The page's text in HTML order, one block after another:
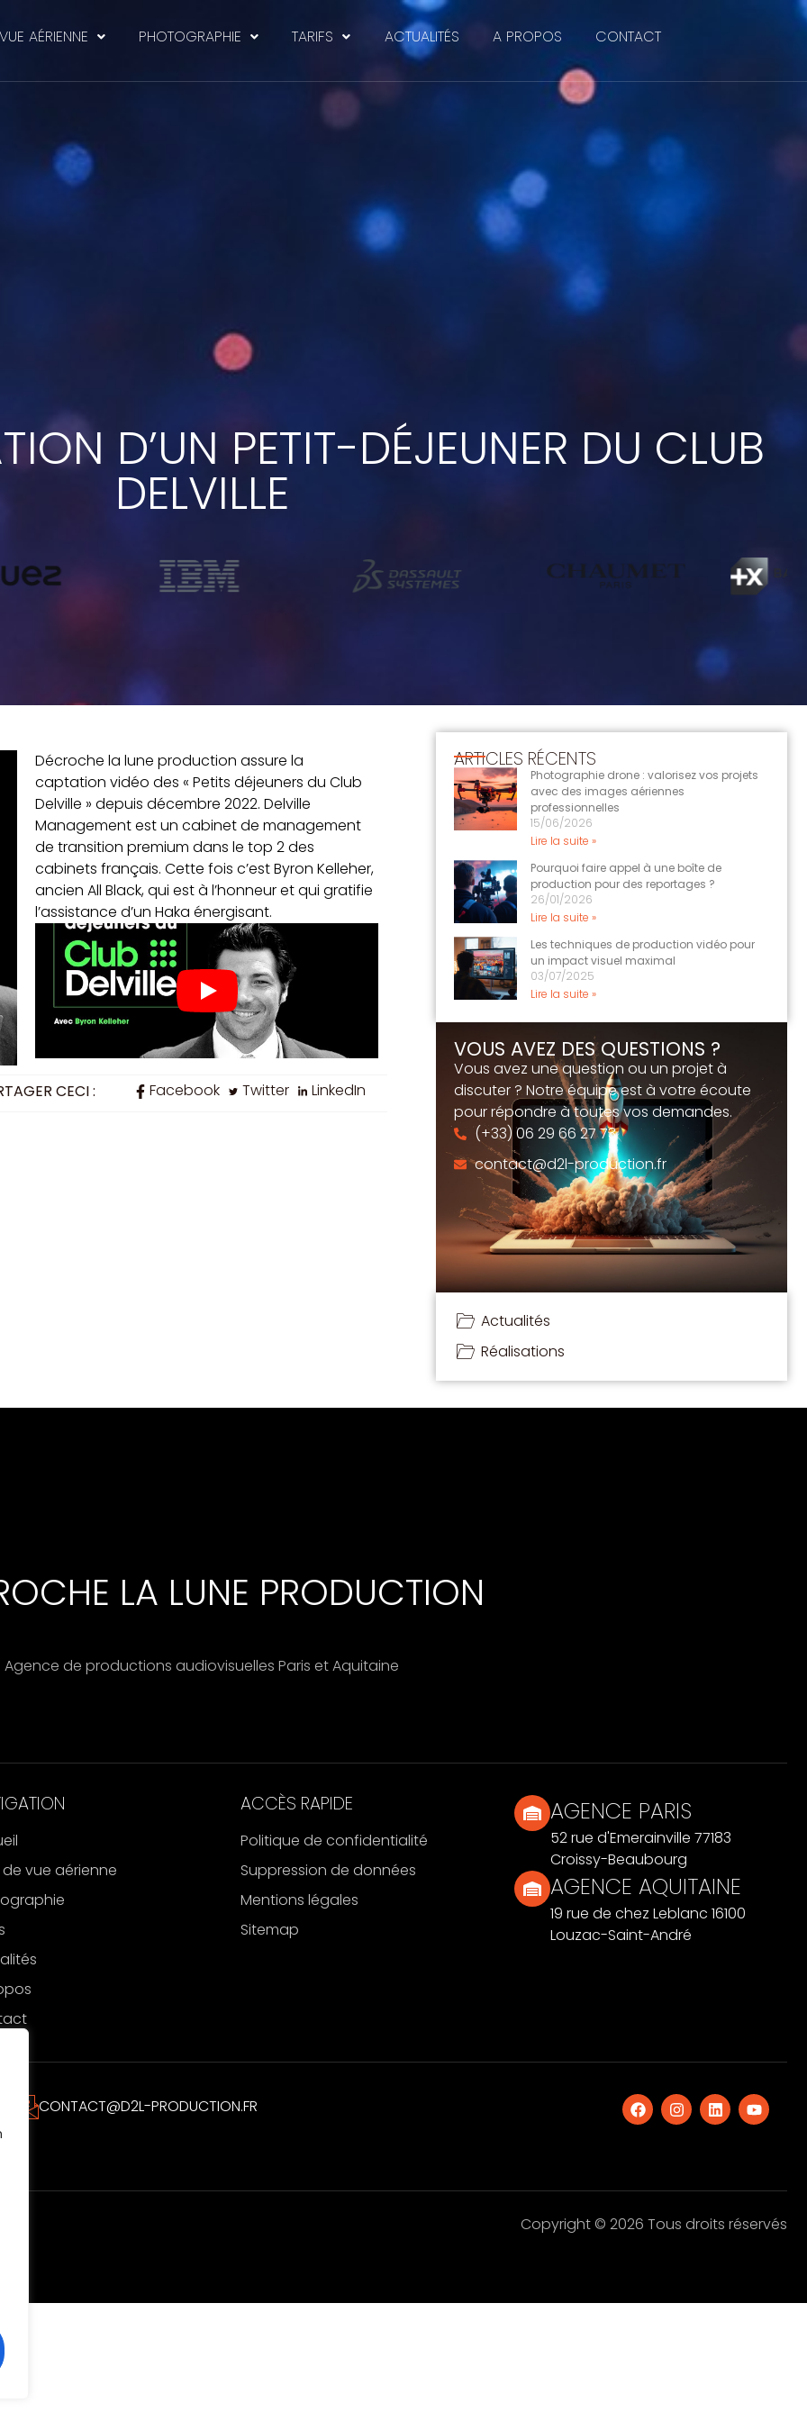
AÉRIENNE PHOTOGRAPHIE TARIFS ACTUALITÉS A PROPOS CONTACT
D’UN PETIT-DÉJEUNER DU CLUB
DELVILLE
Décroche la lune production assure la
captation vidéo des « Petits déjeuners du Club
Delville » depuis décembre 2022. Delville
Management est un cabinet de management
de transition premium dans le top 2 des
cabinets français. Cette fois c’est Byron Kelleher,
ancien All Black, qui est à l’honneur et qui gratifie
l’assistance d’un Haka énergisant.
CECI : Facebook Twitter LinkedIn
ARTICLES RÉCENTS
Photographie drone : valorisez vos projets
avec des images aériennes
professionnelles
15/06/2026
Lire la suite »
Pourquoi faire appel à une boîte de
production pour des reportages ?
26/01/2026
Lire la suite »
Les techniques de production vidéo pour
un impact visuel maximal
03/07/2025
Lire la suite »
VOUS AVEZ DES QUESTIONS ?
Vous avez une question ou un projet à
discuter ? Notre équipe est à votre écoute
pour répondre à toutes vos demandes.
(+33) 06 29 66 27 73
contact@d2l-production.fr
Actualités
Réalisations
LA LUNE PRODUCTION
Agence de productions audiovisuelles Paris et Aquitaine
de vue aérienne
ACCÈS RAPIDE
Politique de confidentialité
Suppression de données
Mentions légales
Sitemap
AGENCE PARIS
52 rue d'Emerainville 77183
Croissy-Beaubourg
AGENCE AQUITAINE
19 rue de chez Leblanc 16100
Louzac-Saint-André
CONTACT@D2L-PRODUCTION.FR
Copyright © 2026 Tous droits réservés